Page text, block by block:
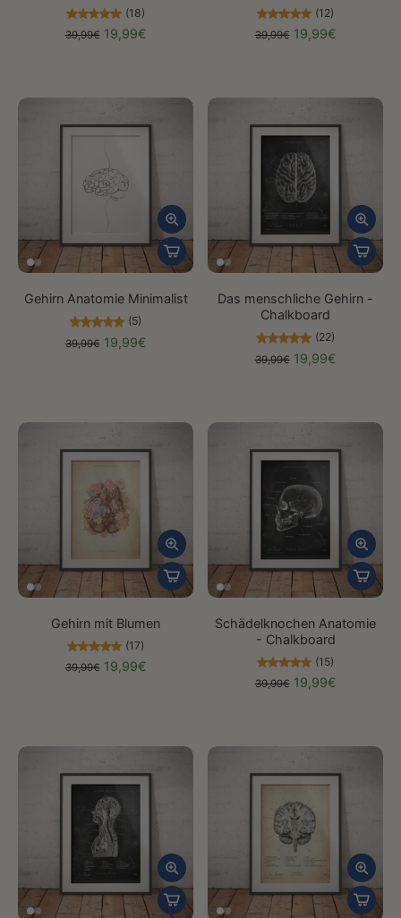
(18)
39,99€ 19,99€
(12)
39,99€ 19,99€
Gehirn Anatomie Minimalist
(5)
39,99€ 19,99€
Das menschliche Gehirn -
Chalkboard
(22)
39,99€ 19,99€
Gehirn mit Blumen
(17)
39,99€ 19,99€
Schädelknochen Anatomie
- Chalkboard
(15)
39,99€ 19,99€